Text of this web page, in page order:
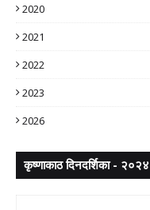
2020
2021
2022
2023
2026
कृष्णाकाठ दिनदर्शिका - २०२४